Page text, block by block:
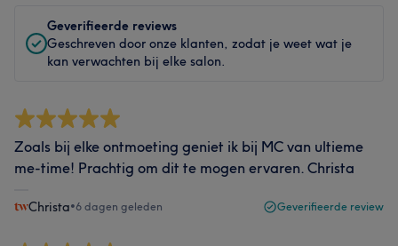
Geverifieerde reviews
Geschreven door onze klanten, zodat je weet wat je
kan verwachten bij elke salon.
Zoals bij elke ontmoeting geniet ik bij MC van ultieme
me-time! Prachtig om dit te mogen ervaren. Christa
Christa•6 dagen geleden Geverifieerde review